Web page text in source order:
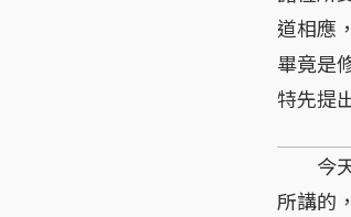
道相應
畢竟是
特先提
今天
所講的